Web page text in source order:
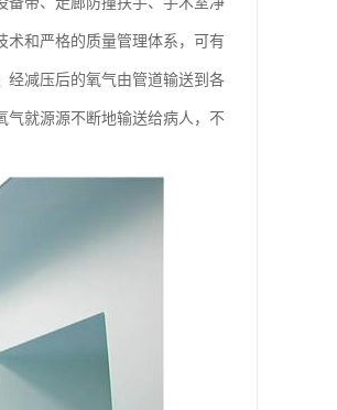
术和严格的质量管理体系，可有
经减压后的氧气由管道输送到各
气就源源不断地输送给病人，不